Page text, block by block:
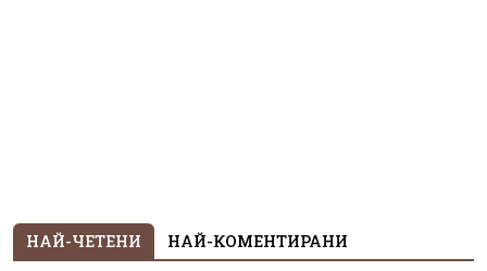
НАЙ-ЧЕТЕНИ НАЙ-КОМЕНТИРАНИ